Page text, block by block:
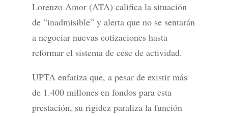
Lorenzo Amor (ATA) califica la situación
de “inadmisible” y alerta que no se sentarán
a negociar nuevas cotizaciones hasta
reformar el sistema de cese de actividad.
UPTA enfatiza que, a pesar de existir más
de 1.400 millones en fondos para esta
prestación, su rigidez paraliza la función